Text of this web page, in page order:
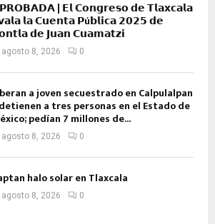
| 𝗘𝗹 𝗖𝗼𝗻𝗴𝗿𝗲𝘀𝗼 𝗱𝗲 𝗧𝗹𝗮𝘅𝗰𝗮𝗹𝗮
𝗹𝗮 𝗖𝘂𝗲𝗻𝘁𝗮 𝗣ú𝗯𝗹𝗶𝗰𝗮 𝟮𝟬𝟮𝟱 𝗱𝗲
𝗱𝗲 𝗝𝘂𝗮𝗻 𝗖𝘂𝗮𝗺𝗮𝘁𝘇𝗶
agosto 8, 2026 0
a joven secuestrado en Calpulalpan
a tres personas en el Estado de
pedían 7 millones de...
agosto 8, 2026 0
halo solar en Tlaxcala
agosto 8, 2026 0